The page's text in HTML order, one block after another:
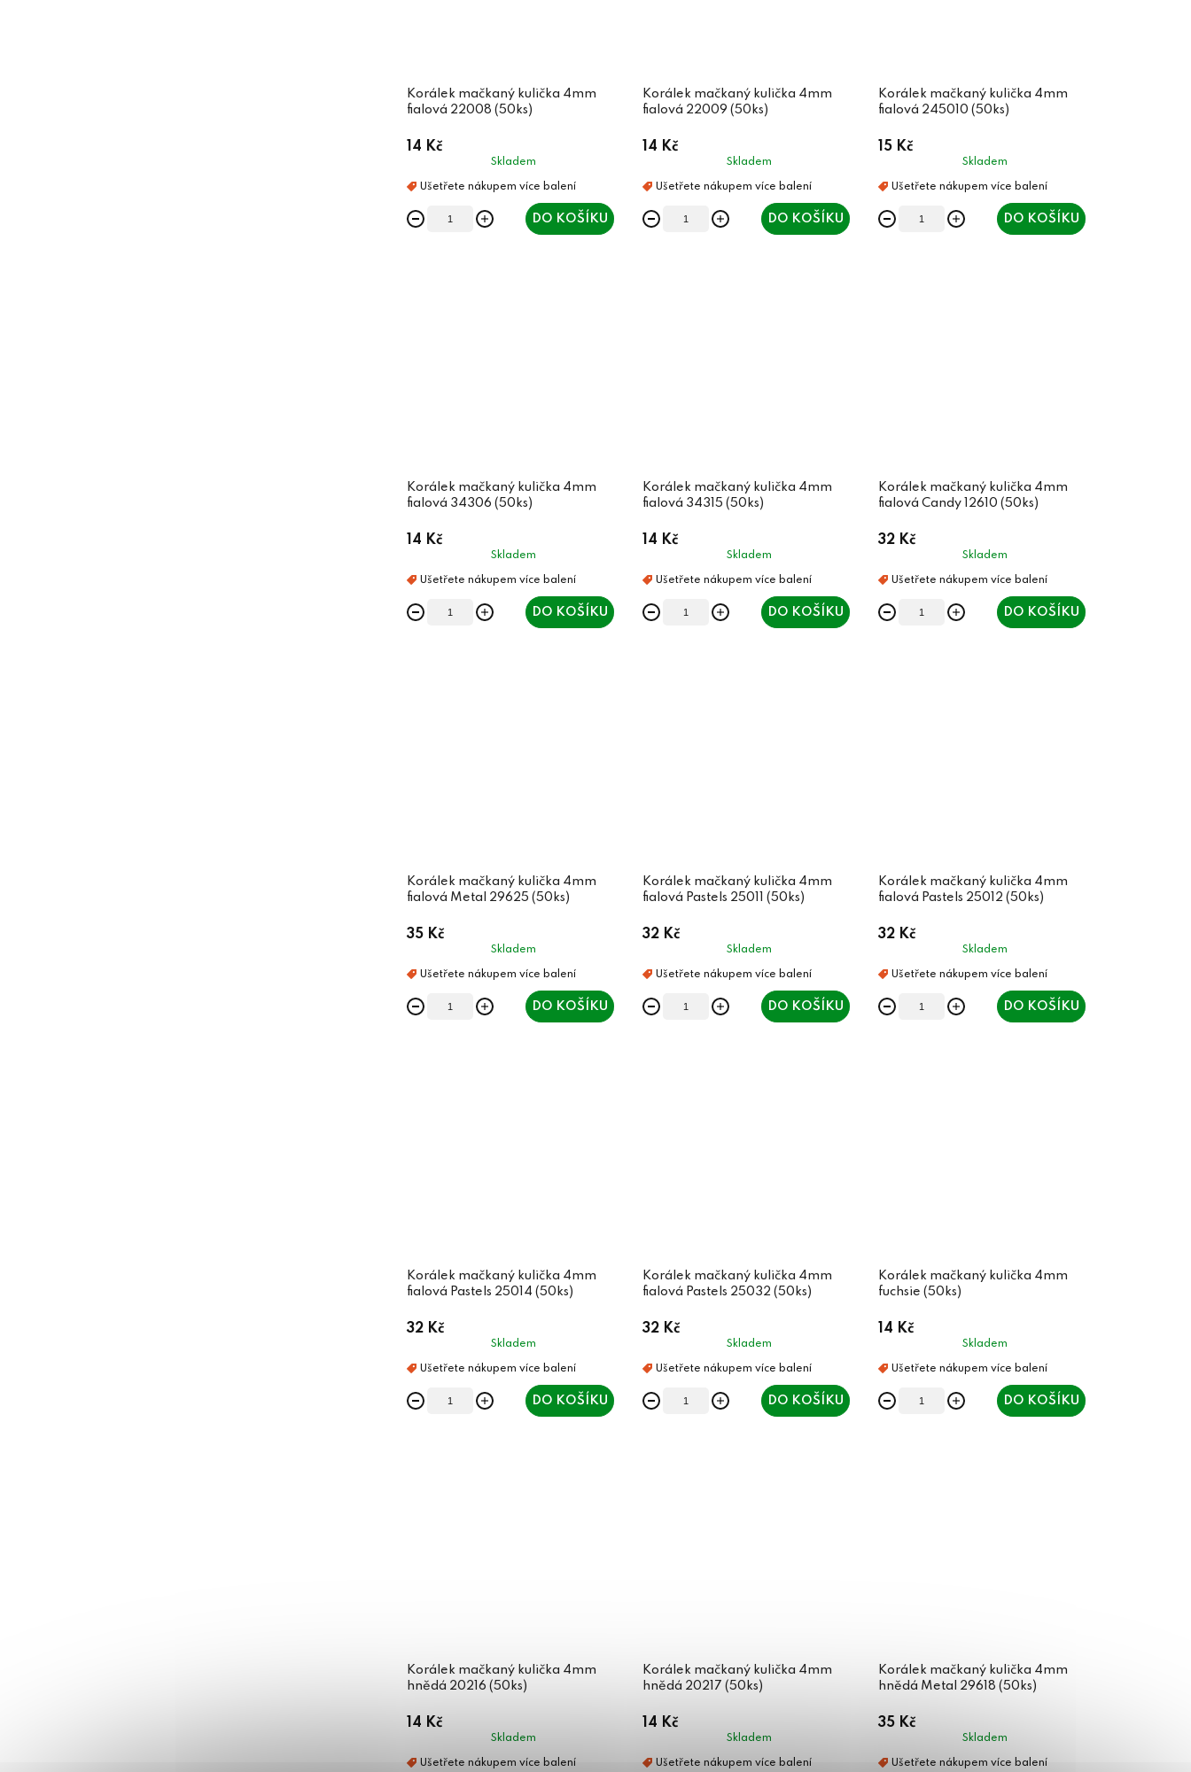
Korálek mačkaný kulička 4mm
fialová 22008 (50ks)
14 Kč
Skladem
DO KOŠÍKU
Korálek mačkaný kulička 4mm
fialová 22009 (50ks)
14 Kč
Skladem
DO KOŠÍKU
Korálek mačkaný kulička 4mm
fialová 245010 (50ks)
15 Kč
Skladem
DO KOŠÍKU
Korálek mačkaný kulička 4mm
fialová 34306 (50ks)
14 Kč
Skladem
DO KOŠÍKU
Korálek mačkaný kulička 4mm
fialová 34315 (50ks)
14 Kč
Skladem
DO KOŠÍKU
Korálek mačkaný kulička 4mm
fialová Candy 12610 (50ks)
32 Kč
Skladem
DO KOŠÍKU
Korálek mačkaný kulička 4mm
fialová Metal 29625 (50ks)
35 Kč
Skladem
DO KOŠÍKU
Korálek mačkaný kulička 4mm
fialová Pastels 25011 (50ks)
32 Kč
Skladem
DO KOŠÍKU
Korálek mačkaný kulička 4mm
fialová Pastels 25012 (50ks)
32 Kč
Skladem
DO KOŠÍKU
Korálek mačkaný kulička 4mm
fialová Pastels 25014 (50ks)
32 Kč
Skladem
DO KOŠÍKU
Korálek mačkaný kulička 4mm
fialová Pastels 25032 (50ks)
32 Kč
Skladem
DO KOŠÍKU
Korálek mačkaný kulička 4mm
fuchsie (50ks)
14 Kč
Skladem
DO KOŠÍKU
Korálek mačkaný kulička 4mm
hnědá 20216 (50ks)
14 Kč
Skladem
Korálek mačkaný kulička 4mm
hnědá 20217 (50ks)
14 Kč
Skladem
Korálek mačkaný kulička 4mm
hnědá Metal 29618 (50ks)
35 Kč
Skladem